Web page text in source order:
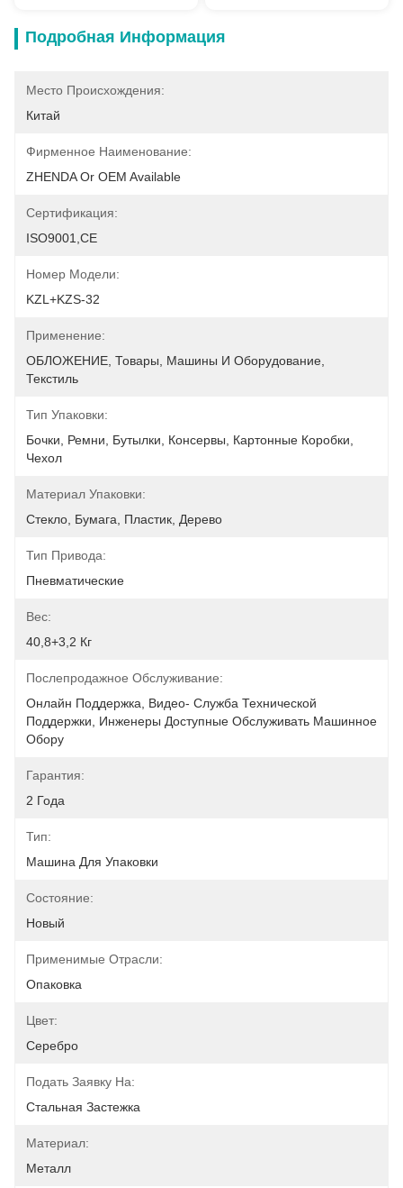
Подробная Информация
Место Происхождения:
Китай
Фирменное Наименование:
ZHENDA Or OEM Available
Сертификация:
ISO9001,CE
Номер Модели:
KZL+KZS-32
Применение:
ОБЛОЖЕНИЕ, Товары, Машины И Оборудование,
Текстиль
Тип Упаковки:
Бочки, Ремни, Бутылки, Консервы, Картонные Коробки,
Чехол
Материал Упаковки:
Стекло, Бумага, Пластик, Дерево
Тип Привода:
Пневматические
Вес:
40,8+3,2 Кг
Послепродажное Обслуживание:
Онлайн Поддержка, Видео- Служба Технической
Поддержки, Инженеры Доступные Обслуживать Машинное
Обору
Гарантия:
2 Года
Тип:
Машина Для Упаковки
Состояние:
Новый
Применимые Отрасли:
Опаковка
Цвет:
Серебро
Подать Заявку На:
Стальная Застежка
Материал:
Металл